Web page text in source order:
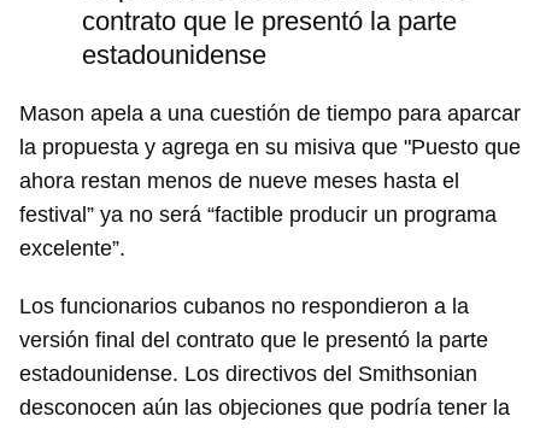
contrato que le presentó la parte
estadounidense
Mason apela a una cuestión de tiempo para aparcar
la propuesta y agrega en su misiva que "Puesto que
ahora restan menos de nueve meses hasta el
festival” ya no será “factible producir un programa
excelente”.
Los funcionarios cubanos no respondieron a la
versión final del contrato que le presentó la parte
estadounidense. Los directivos del Smithsonian
desconocen aún las objeciones que podría tener la